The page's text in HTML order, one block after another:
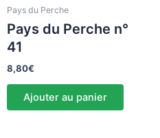
Pays du Perche
Pays du Perche n°
41
8,80€
Ajouter au panier